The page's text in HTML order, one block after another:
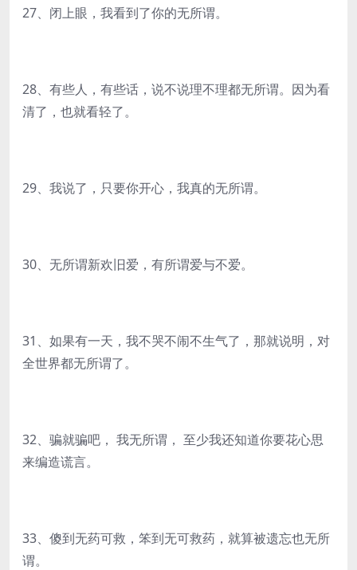
27、闭上眼，我看到了你的无所谓。
28、有些人，有些话，说不说理不理都无所谓。因为看
清了，也就看轻了。
29、我说了，只要你开心，我真的无所谓。
30、无所谓新欢旧爱，有所谓爱与不爱。
31、如果有一天，我不哭不闹不生气了，那就说明，对
全世界都无所谓了。
32、骗就骗吧， 我无所谓， 至少我还知道你要花心思
来编造谎言。
33、傻到无药可救，笨到无可救药，就算被遗忘也无所
谓。